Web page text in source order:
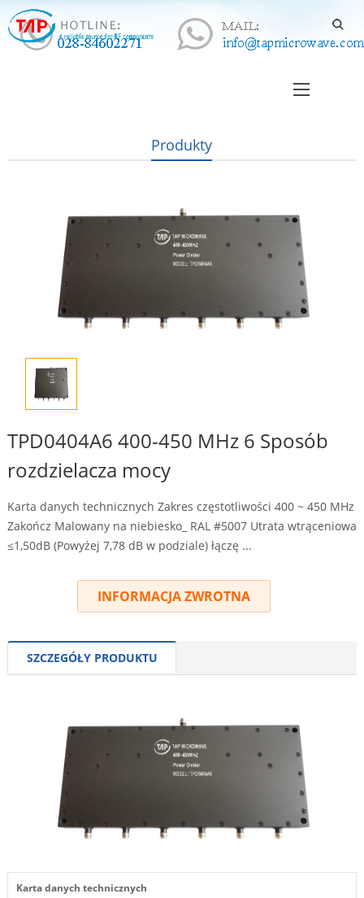
Produkty
TPD0404A6 400-450 MHz 6 Sposób
rozdzielacza mocy
Karta danych technicznych Zakres częstotliwości 400 ~ 450 MHz
Zakończ Malowany na niebiesko_ RAL #5007 Utrata wtrąceniowa
≤1,50dB (Powyżej 7,78 dB w podziale) łączę ...
INFORMACJA ZWROTNA
SZCZEGÓŁY PRODUKTU
Karta danych technicznych